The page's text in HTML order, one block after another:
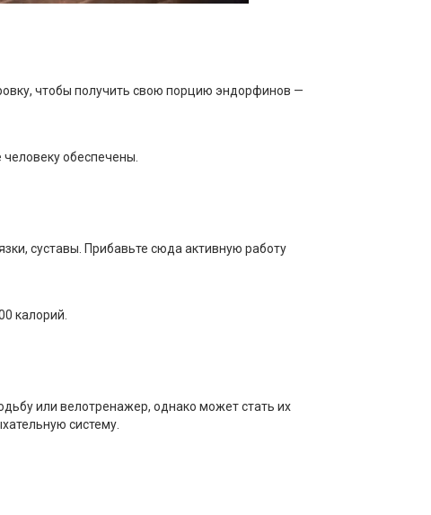
чтобы получить свою порцию эндорфинов —
обеспечены.
суставы. Прибавьте сюда активную работу
калорий.
или велотренажер, однако может стать их
систему.